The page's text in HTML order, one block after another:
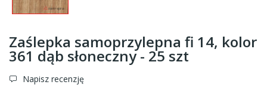
Zaślepka samoprzylepna fi 14, kolor
361 dąb słoneczny - 25 szt
Napisz recenzję